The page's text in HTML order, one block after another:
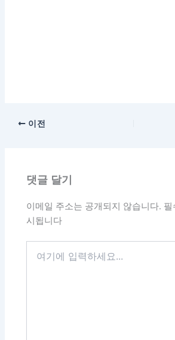
이전
댓글 달기
이메일 주소는 공개되지 않습니다. 필
시됩니다